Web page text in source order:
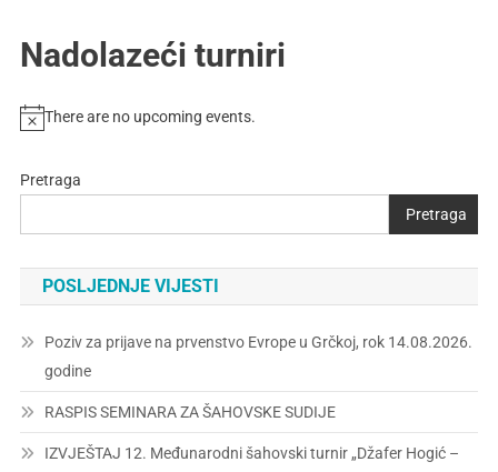
Nadolazeći turniri
There are no upcoming events.
Pretraga
Pretraga
POSLJEDNJE VIJESTI
Poziv za prijave na prvenstvo Evrope u Grčkoj, rok 14.08.2026.
godine
RASPIS SEMINARA ZA ŠAHOVSKE SUDIJE
IZVJEŠTAJ 12. Međunarodni šahovski turnir „Džafer Hogić –